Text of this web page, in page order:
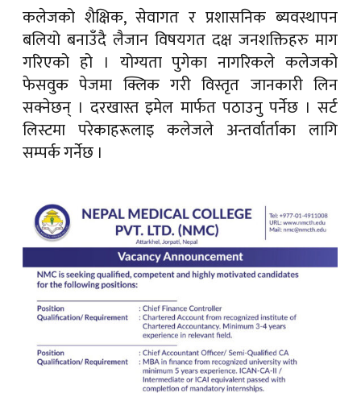
कलेजको शैक्षिक, सेवागत र प्रशासनिक ब्यवस्थापन
बलियो बनाउँदै लैजान विषयगत दक्ष जनशक्तिहरु माग
गरिएको हो । योग्यता पुगेका नागरिकले कलेजको
फेसवुक पेजमा क्लिक गरी विस्तृत जानकारी लिन
सक्नेछन् । दरखास्त इमेल मार्फत पठाउनु पर्नेछ । सर्ट
लिस्टमा परेकाहरूलाइ कलेजले अन्तर्वार्ताका लागि
सम्पर्क गर्नेछ ।